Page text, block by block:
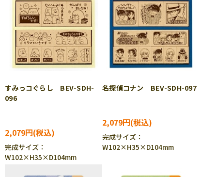
すみっコぐらし BEV-SDH-
096
2,079円
完成サイズ：
W102×H35×D104mm
名探偵コナン BEV-SDH-097
2,079円
完成サイズ：
W102×H35×D104mm